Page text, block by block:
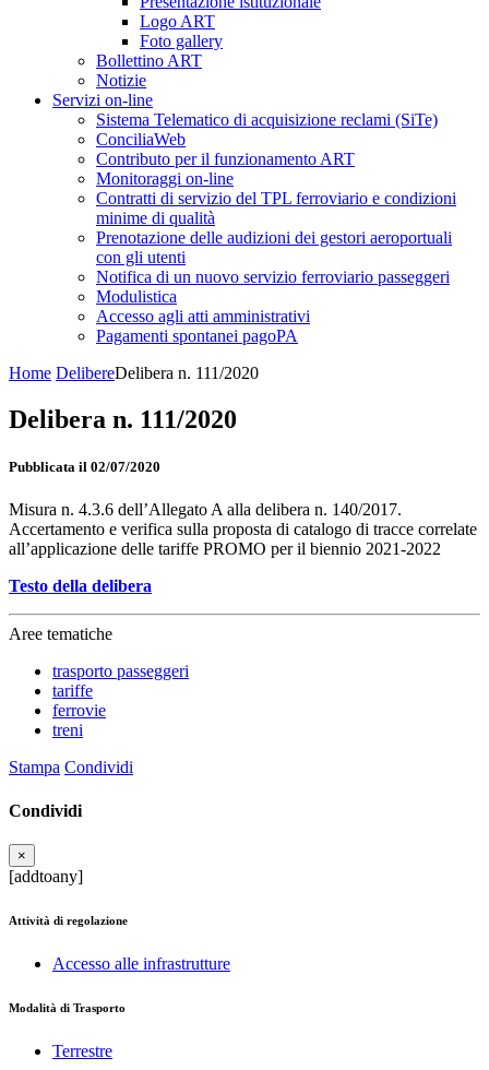
Logo ART
Foto gallery
Bollettino ART
Notizie
Servizi on-line
Sistema Telematico di acquisizione reclami (SiTe)
ConciliaWeb
Contributo per il funzionamento ART
Monitoraggi on-line
Contratti di servizio del TPL ferroviario e condizioni
minime di qualità
Prenotazione delle audizioni dei gestori aeroportuali
con gli utenti
Notifica di un nuovo servizio ferroviario passeggeri
Modulistica
Accesso agli atti amministrativi
Pagamenti spontanei pagoPA
Home DelibereDelibera n. 111/2020
Delibera n. 111/2020
Pubblicata il 02/07/2020
Misura n. 4.3.6 dell’Allegato A alla delibera n. 140/2017.
Accertamento e verifica sulla proposta di catalogo di tracce correlate
all’applicazione delle tariffe PROMO per il biennio 2021-2022
Testo della delibera
Aree tematiche
trasporto passeggeri
tariffe
ferrovie
treni
Stampa Condividi
Condividi
×
[addtoany]
Attività di regolazione
Accesso alle infrastrutture
Modalità di Trasporto
Terrestre